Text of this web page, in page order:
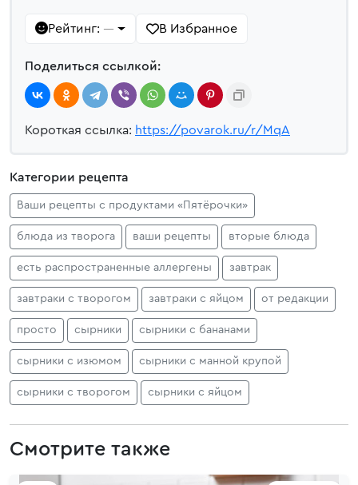
Рейтинг: — В Избранное
Поделиться ссылкой:
Короткая ссылка: https://povarok.ru/r/MqA
Категории рецепта
Ваши рецепты с продуктами «Пятёрочки»
блюда из творога ваши рецепты вторые блюда
есть распространенные аллергены завтрак
завтраки с творогом завтраки с яйцом от редакции
просто сырники сырники с бананами
сырники с изюмом сырники с манной крупой
сырники с творогом сырники с яйцом
Смотрите также